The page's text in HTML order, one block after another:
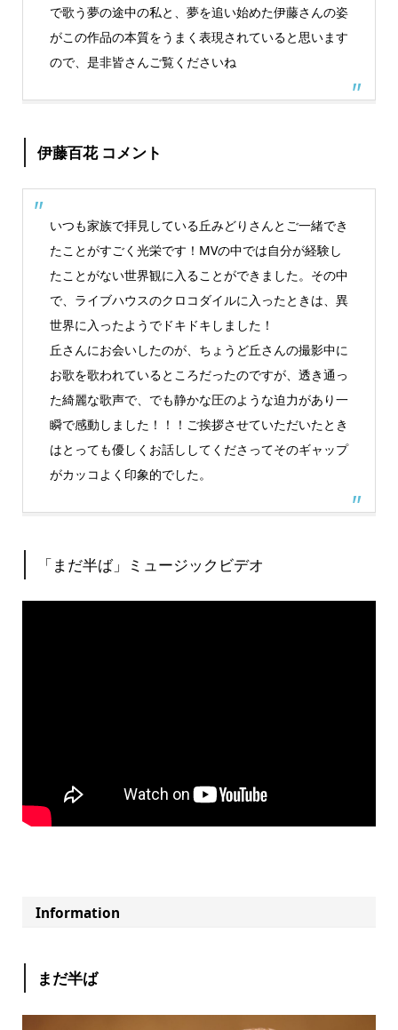
で歌う夢の途中の私と、夢を追い始めた伊藤さんの姿
がこの作品の本質をうまく表現されていると思います
ので、是非皆さんご覧くださいね
伊藤百花 コメント
いつも家族で拝見している丘みどりさんとご一緒でき
たことがすごく光栄です！MVの中では自分が経験し
たことがない世界観に入ることができました。その中
で、ライブハウスのクロコダイルに入ったときは、異
世界に入ったようでドキドキしました！
丘さんにお会いしたのが、ちょうど丘さんの撮影中に
お歌を歌われているところだったのですが、透き通っ
た綺麗な歌声で、でも静かな圧のような迫力があり一
瞬で感動しました！！！ご挨拶させていただいたとき
はとっても優しくお話ししてくださってそのギャップ
がカッコよく印象的でした。
「まだ半ば」ミュージックビデオ
Information
まだ半ば